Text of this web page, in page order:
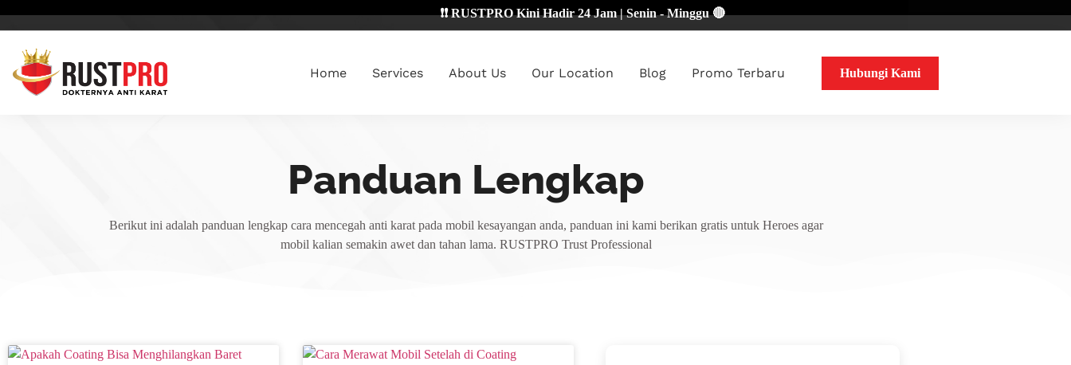
❗❗ RUSTPRO Kini Hadir 24 Jam | Senin - Minggu 🔴
Home Services About Us Our Location Blog Promo Terbaru Hubungi Kami
Panduan Lengkap
Berikut ini adalah panduan lengkap cara mencegah anti karat pada mobil kesayangan anda, panduan ini kami berikan gratis untuk Heroes agar
mobil kalian semakin awet dan tahan lama. RUSTPRO Trust Professional